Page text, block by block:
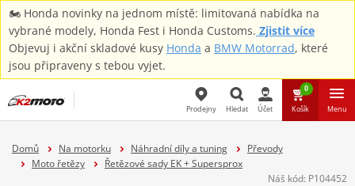
🏍️ Honda novinky na jednom místě: limitovaná nabídka na
vybrané modely, Honda Fest i Honda Customs. Zjistit více
Objevuj i akční skladové kusy Honda a BMW Motorrad, které
jsou připraveny s tebou vyjet.
Prodejny Hledat Účet
0
Košík Menu
Domů Na motorku Náhradní díly a tuning
Převody
Moto řetězy
Řetězové sady EK + Supersprox
Náš kód: P104452